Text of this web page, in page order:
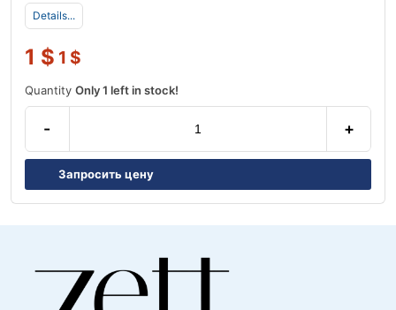
Details...
1 $ 1 $
Quantity Only 1 left in stock!
- +
Запросить цену